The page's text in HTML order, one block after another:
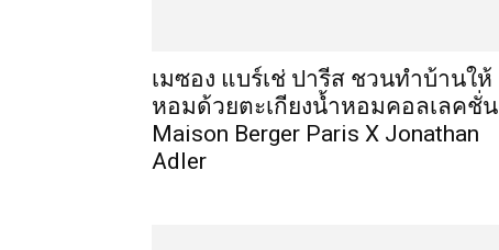
เมซอง แบร์เช่ ปารีส ชวนทำบ้านให้
หอมด้วยตะเกียงน้ำหอมคอลเลคชั่น
Maison Berger Paris X Jonathan
Adler